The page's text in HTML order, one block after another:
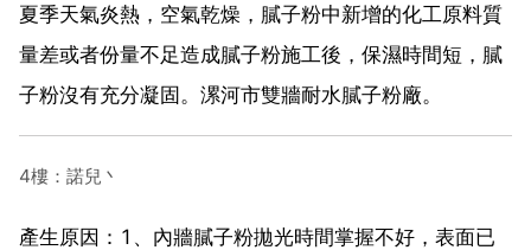
夏季天氣炎熱，空氣乾燥，膩子粉中新增的化工原料質
量差或者份量不足造成膩子粉施工後，保濕時間短，膩
子粉沒有充分凝固。漯河市雙牆耐水膩子粉廠。
4樓：諾兒丶
產生原因：1、內牆膩子粉拋光時間掌握不好，表面已